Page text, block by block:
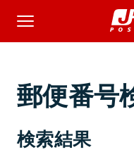
郵便番号
検索結果